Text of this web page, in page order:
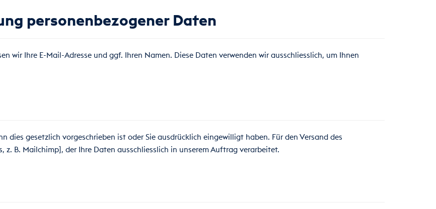
personenbezogener Daten
wir Ihre E-Mail-Adresse und ggf. Ihren Namen. Diese Daten verwenden wir ausschliesslich, um Ihnen
dies gesetzlich vorgeschrieben ist oder Sie ausdrücklich eingewilligt haben. Für den Versand des
B. Mailchimp], der Ihre Daten ausschliesslich in unserem Auftrag verarbeitet.